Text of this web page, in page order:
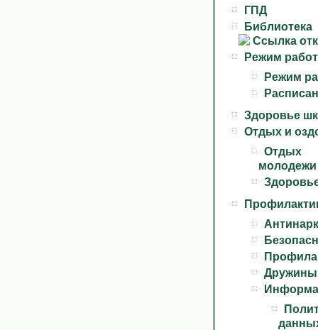
ГПД
Библиотека
Режим
Режим
Здоровье
Отдых и
Отдых
молодежи
Дружины